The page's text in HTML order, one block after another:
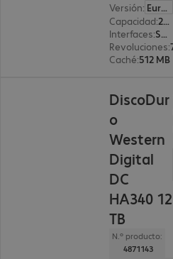
Versión:
Europa
Capacidad: 24 TB
Interfaces: SATA 3.0 (6 Gbit/s) 8,9 cm (3,5")
Revoluciones:
Caché:512 MB
DiscoDur
o
Western
Digital
DC
HA340 12
TB
N.º producto:
4871143